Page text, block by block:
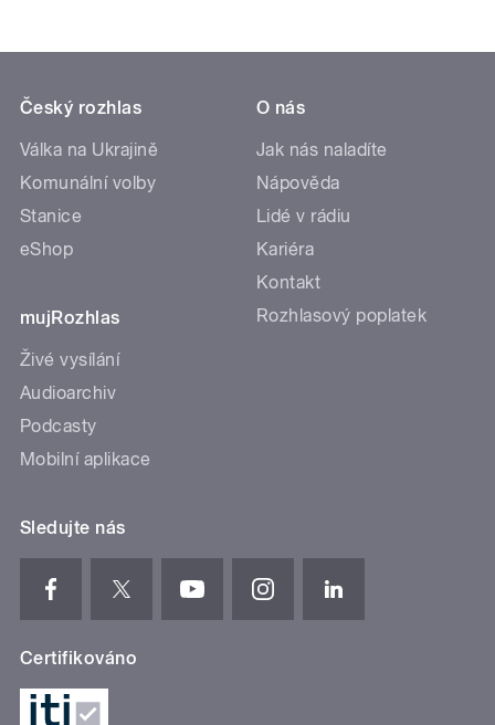
Český rozhlas
Válka na Ukrajině
Komunální volby
Stanice
eShop
mujRozhlas
Živé vysílání
Audioarchiv
Podcasty
Mobilní aplikace
O nás
Jak nás naladíte
Nápověda
Lidé v rádiu
Kariéra
Kontakt
Rozhlasový poplatek
Sledujte nás
Certifikováno